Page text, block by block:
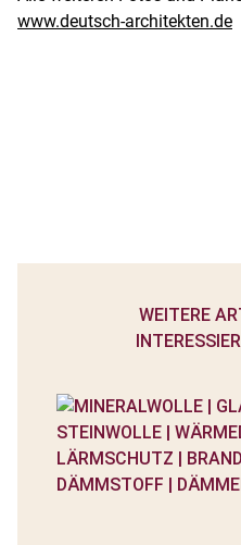
www.deutsch-architekten.de
WEITERE